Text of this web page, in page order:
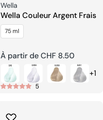
Fournisseur:
Wella
Wella Couleur Argent Frais
75 ml
Prix
habituel
À partir de CHF 8.50
+1
5